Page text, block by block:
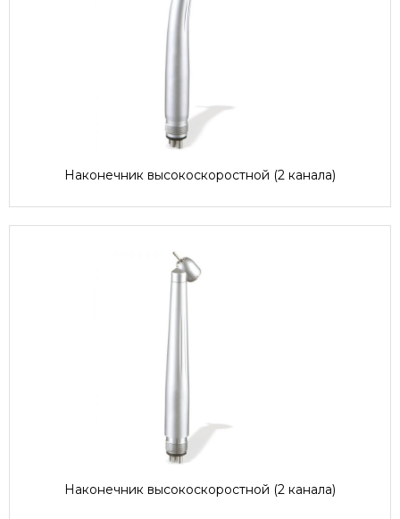
Наконечник высокоскоростной (2 канала)
Наконечник высокоскоростной (2 канала)